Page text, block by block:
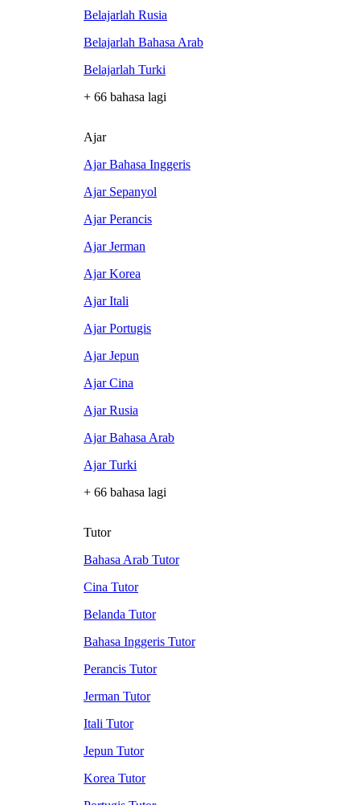
Belajarlah Rusia
Belajarlah Bahasa Arab
Belajarlah Turki
+ 66 bahasa lagi
Ajar
Ajar Bahasa Inggeris
Ajar Sepanyol
Ajar Perancis
Ajar Jerman
Ajar Korea
Ajar Itali
Ajar Portugis
Ajar Jepun
Ajar Cina
Ajar Rusia
Ajar Bahasa Arab
Ajar Turki
+ 66 bahasa lagi
Tutor
Bahasa Arab Tutor
Cina Tutor
Belanda Tutor
Bahasa Inggeris Tutor
Perancis Tutor
Jerman Tutor
Itali Tutor
Jepun Tutor
Korea Tutor